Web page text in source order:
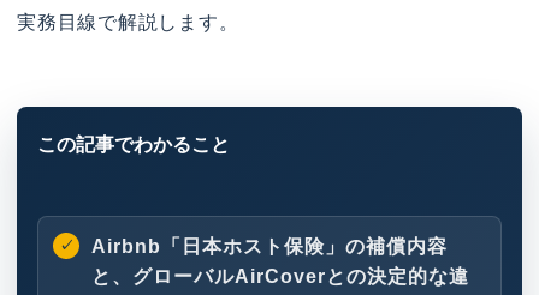
実務目線で解説します。
Airbnb「日本ホスト保険」の補償内容
と、グローバルAirCoverとの決定的な違